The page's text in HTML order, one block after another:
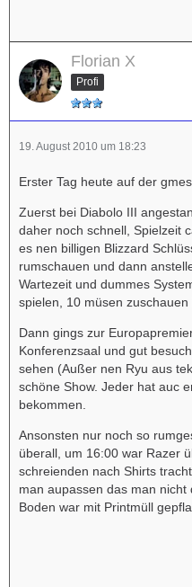
Florian X
Profi
19. August 2010 um 18:23
Erster Tag heute auf der
Zuerst bei Diabolo III
daher noch schnell, Spielzeit
es nen billigen Blizzard
rumschauen und dann
Wartezeit und dummes
spielen, 10 müsen zuschauen
Dann gings zur
Konferenzsaal und gut
sehen (Außer nen Ryu aus
schöne Show. Jeder hat auc
bekommen.
Ansonsten nur noch so
überall, um 16:00 war Razer
schreienden nach Shirts
man aupassen das man
Boden war mit Printmüll